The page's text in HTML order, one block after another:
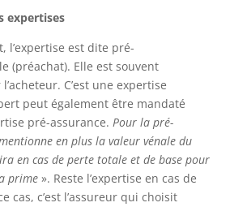
expertises
l’expertise est dite pré-
(préachat). Elle est souvent
C’est une expertise
peut également être mandaté
pré-assurance. Pour la pré-
en plus la valeur vénale du
en cas de perte totale et de base pour
prime». Reste l’expertise en cas de
cas, c’est l’assureur qui choisit